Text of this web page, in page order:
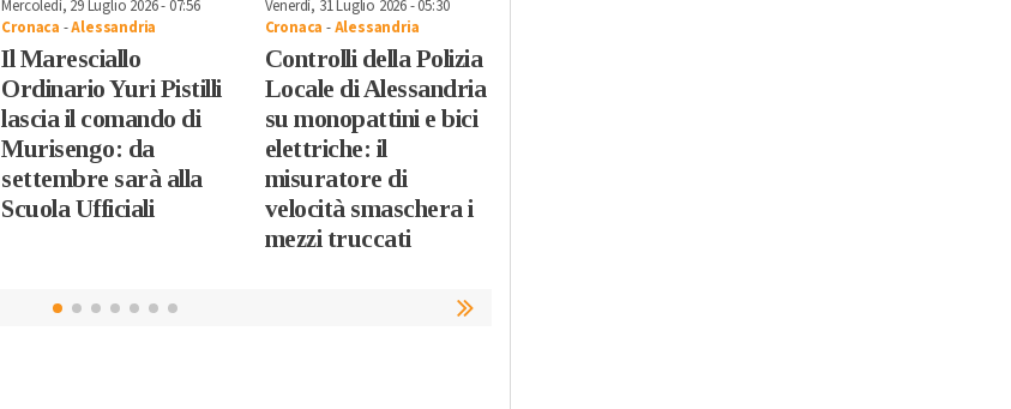
Mercoledì, 29 Luglio 2026 - 07:56
Cronaca -Alessandria
Il Maresciallo
Ordinario Yuri Pistilli
lascia il comando di
Murisengo: da
settembre sarà alla
Scuola Ufficiali
Venerdì, 31 Luglio 2026 - 05:30
Cronaca -Alessandria
Controlli della Polizia
Locale di Alessandria
su monopattini e bici
elettriche: il
misuratore di
velocità smaschera i
mezzi truccati